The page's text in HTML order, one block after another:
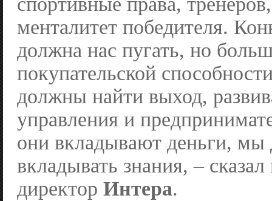
менталитет победителя.
должна нас пугать, но
покупательской
должны найти выход,
управления и
они вкладывают деньги,
вкладывать знания, –
директор Интера.